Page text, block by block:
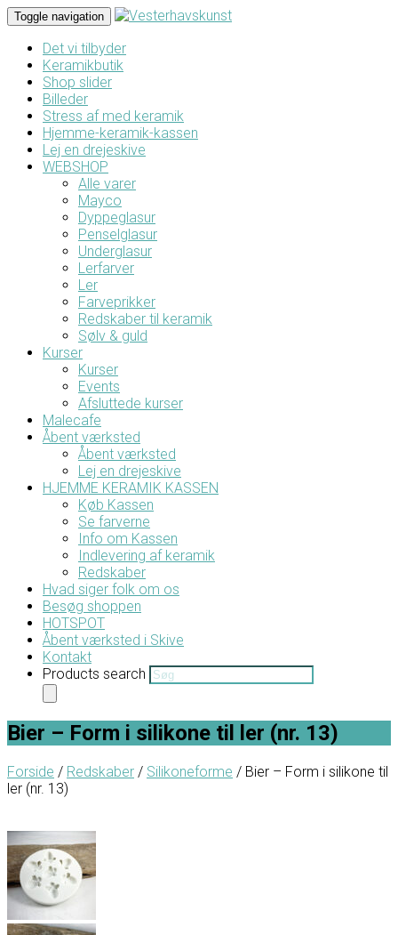
Toggle navigation
Det vi tilbyder
Keramikbutik
Shop slider
Billeder
Stress af med keramik
Hjemme-keramik-kassen
Lej en drejeskive
WEBSHOP
Alle varer
Mayco
Dyppeglasur
Penselglasur
Underglasur
Lerfarver
Ler
Farveprikker
Redskaber til keramik
Sølv & guld
Kurser
Kurser
Events
Afsluttede kurser
Malecafe
Åbent værksted
Åbent værksted
Lej en drejeskive
HJEMME KERAMIK KASSEN
Køb Kassen
Se farverne
Info om Kassen
Indlevering af keramik
Redskaber
Hvad siger folk om os
Besøg shoppen
HOTSPOT
Åbent værksted i Skive
Kontakt
Products search
Bier – Form i silikone til ler (nr. 13)
Forside / Redskaber / Silikoneforme / Bier – Form i silikone til
ler (nr. 13)